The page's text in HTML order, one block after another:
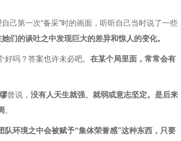
己第一次“备采”时的画面，听听自己当时说了一些
们的谈吐之中发现巨大的差异和惊人的变化。
好吗？答案也许未必吧。在某个局里面，常常会有
曾说，没有人天生就强、就弱或意志坚定。是后来
。
队环境之中会被赋予“集体荣誉感”这种东西，只要